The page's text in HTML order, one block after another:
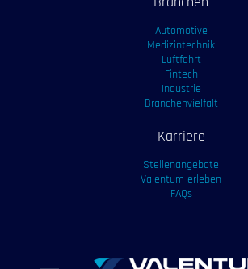
Automotive
Medizintechnik
Luftfahrt
Fintech
Industrie
Branchenvielfalt
Karriere
Stellenangebote
Valentum erleben
FAQs